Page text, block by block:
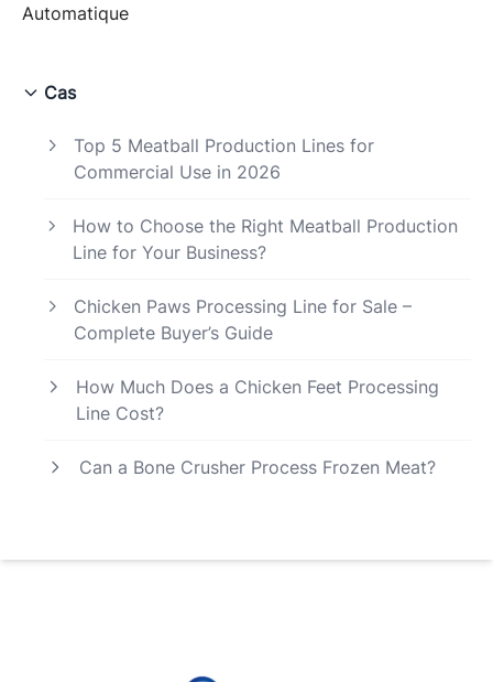
Automatique
Cas
Top 5 Meatball Production Lines for
Commercial Use in 2026
How to Choose the Right Meatball Production
Line for Your Business?
Chicken Paws Processing Line for Sale –
Complete Buyer’s Guide
How Much Does a Chicken Feet Processing
Line Cost?
Can a Bone Crusher Process Frozen Meat?